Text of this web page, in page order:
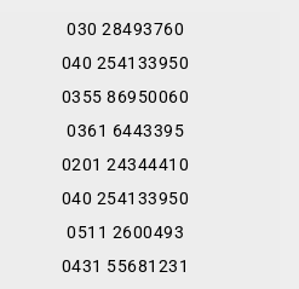
030 28493760
040 254133950
0355 86950060
0361 6443395
0201 24344410
040 254133950
0511 2600493
0431 55681231